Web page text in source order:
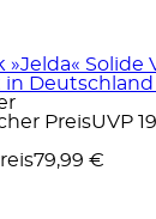
»Jelda« Solide
in
PreisUVP
79,99 €